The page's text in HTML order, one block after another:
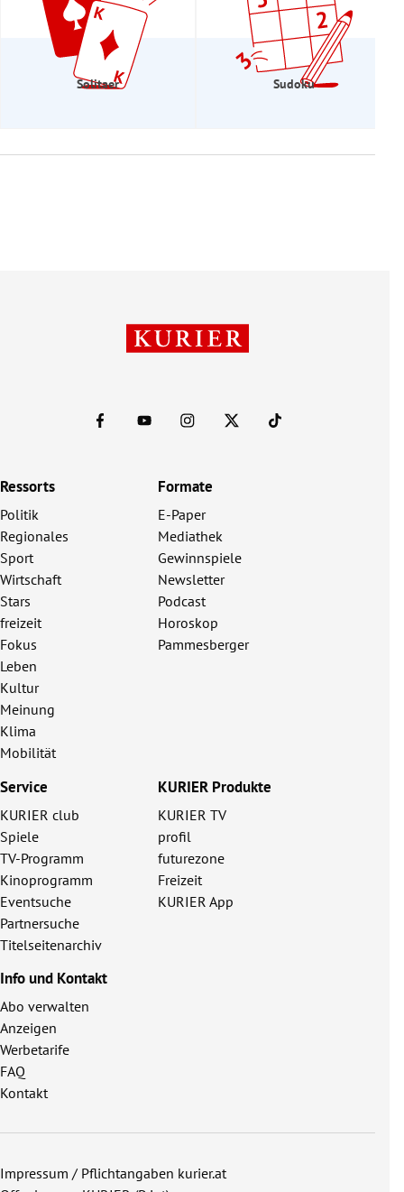
Solitaer Sudoku
Ressorts
Politik
Regionales
Sport
Wirtschaft
Stars
freizeit
Fokus
Leben
Kultur
Meinung
Klima
Mobilität
Formate
E-Paper
Mediathek
Gewinnspiele
Newsletter
Podcast
Horoskop
Pammesberger
Service
KURIER club
Spiele
TV-Programm
Kinoprogramm
Eventsuche
Partnersuche
Titelseitenarchiv
KURIER Produkte
KURIER TV
profil
futurezone
Freizeit
KURIER App
Info und Kontakt
Abo verwalten
Anzeigen
Werbetarife
FAQ
Kontakt
Impressum / Pflichtangaben kurier.at